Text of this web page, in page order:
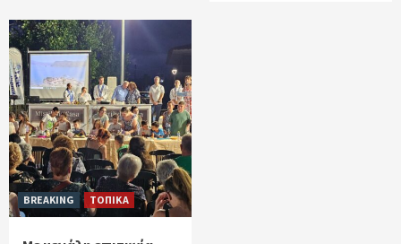
BREAKING ΤΟΠΙΚΑ